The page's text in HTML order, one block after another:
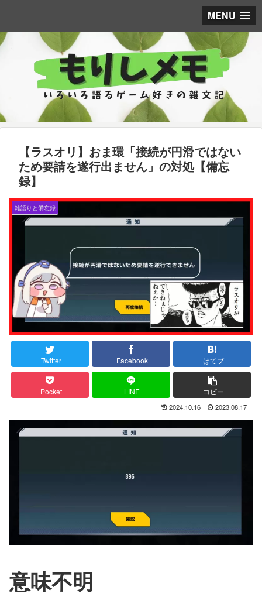
MENU
【ラスオリ】おま環「接続が円滑ではない
ため要請を遂行出ません」の対処【備忘
録】
雑語りと備忘録
Twitter Facebook はてブ
Pocket LINE コピー
2024.10.16 2023.08.17
意味不明